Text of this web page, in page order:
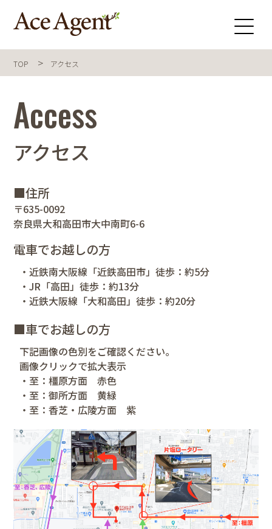
TOP アクセス
Access
アクセス
■住所
〒635-0092
奈良県大和高田市大中南町6-6
電車でお越しの方
・近鉄南大阪線「近鉄高田市」徒歩：約5分
・JR「高田」徒歩：約13分
・近鉄大阪線「大和高田」徒歩：約20分
■車でお越しの方
下記画像の色別をご確認ください。
画像クリックで拡大表示
・至：橿原方面 赤色
・至：御所方面 黄緑
・至：香芝・広陵方面 紫